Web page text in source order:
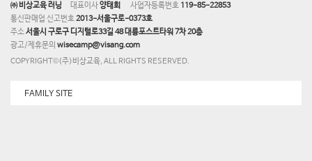
㈜ 비상교육 러닝
대표이사양태회 사업자등록번호 119-85-22853
통신판매업 신고번호2013-서울구로-0373호
주소서울시 구로구 디지털로33길 48 대륭포스트타워 7차 20층
광고/제휴문의 wisecamp@visang.com
COPYRIGHT©(주)비상교육, ALL RIGHTS RESERVED.
FAMILY SITE